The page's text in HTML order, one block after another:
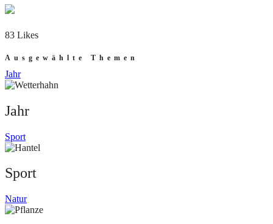
83 Likes
Ausgewählte Themen
Jahr
Jahr
Sport
Sport
Natur